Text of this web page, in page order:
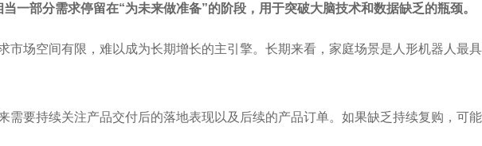
当一部分需求停留在“为未来做准备”的阶段，用于突破大脑技术和数据缺乏的瓶颈。
场空间有限，难以成为长期增长的主引擎。长期来看，家庭场景是人形机器人最具
要持续关注产品交付后的落地表现以及后续的产品订单。如果缺乏持续复购，可能